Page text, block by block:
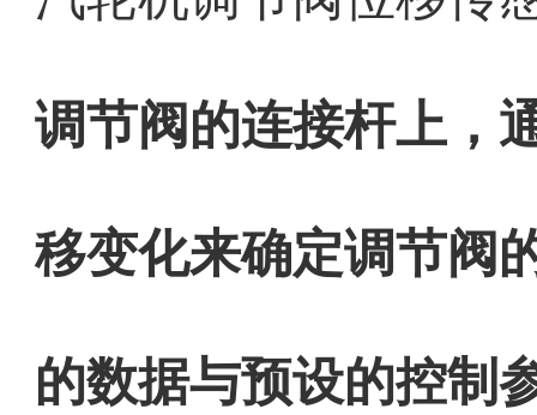
调节阀的连接杆上，
移变化来确定调节阀
的数据与预设的控制